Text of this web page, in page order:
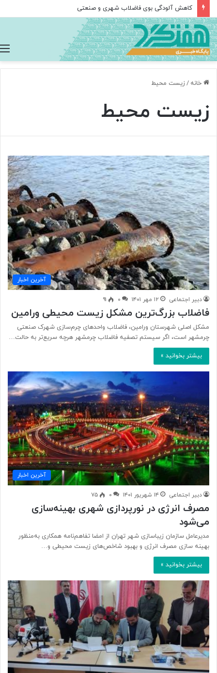
خانه / زیست محیط
زیست محیط
آخرین اخبار
دبیر اجتماعی ۱۲ مهر ۱۴۰۱ ۰ ۹۱
فاضلاب بزرگ‌ترین مشکل زیست محیطی ورامین
مشکل اصلی شهرستان ورامین، فاضلاب واحدهای چرم‌سازی شهرک صنعتی
چرمشهر است، اگر سیستم تصفیه فاضلاب چرمشهر هرچه سریع‌تر به حالت…
بیشتر بخوانید »
آخرین اخبار
دبیر اجتماعی ۱۴ شهریور ۱۴۰۱ ۰ ۷۵
مصرف انرژی در نورپردازی شهری بهینه‌سازی
می‌شود
مدیرعامل سازمان زیباسازی شهر تهران از امضا تفاهم‌نامه همکاری به‌منظور
بهینه سازی مصرف انرژی و بهبود شاخص‌های زیست محیطی و…
بیشتر بخوانید »